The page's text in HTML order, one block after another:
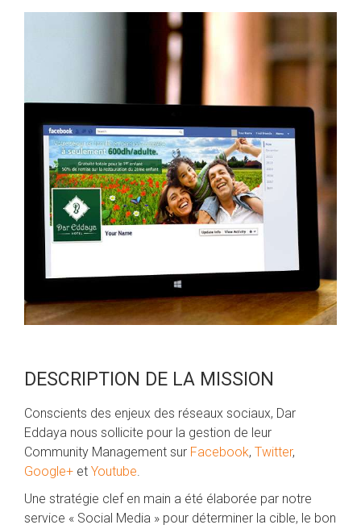
DESCRIPTION DE LA MISSION
Conscients des enjeux des réseaux sociaux, Dar
Eddaya nous sollicite pour la gestion de leur
Community Management sur Facebook, Twitter,
Google+ et Youtube.
Une stratégie clef en main a été élaborée par notre
service « Social Media » pour déterminer la cible, le bon